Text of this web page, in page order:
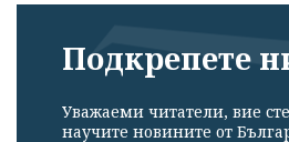
Подкрепете
Уважаеми читатели, вие
научите новините от